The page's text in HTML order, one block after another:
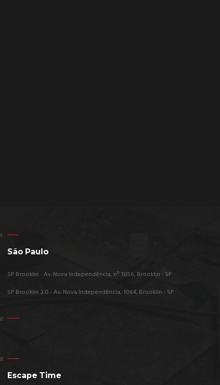
São Paulo
SP Brooklin - Av. Nova Independência, nº 1056, Brooklin - SP
SP Brooklin 2.0 - Av. Nova Independência, 1064, Brooklin - SP
Escape Time